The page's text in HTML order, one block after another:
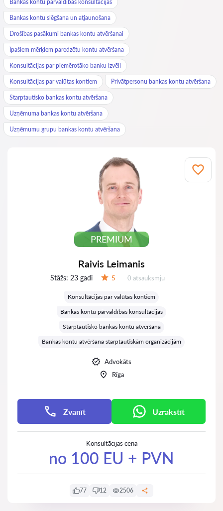
Bankas kontu pārvaldības konsultācijas
Bankas kontu slēgšana un atjaunošana
Drošības pasākumi bankas kontu atvēršanai
Īpašiem mērķiem paredzētu kontu atvēršana
Konsultācijas par piemērotāko banku izvēli
Konsultācijas par valūtas kontiem Privātpersonu bankas kontu atvēršana
Starptautisko bankas kontu atvēršana
Uzņēmuma bankas kontu atvēršana
Uzņēmumu grupu bankas kontu atvēršana
PREMIUM
Raivis Leimanis
Stāžs: 23 gadi 5 Atsauksmes:
0 atsauksmju
Konsultācijas par valūtas kontiem
Bankas kontu pārvaldības konsultācijas
Starptautisko bankas kontu atvēršana
Bankas kontu atvēršana starptautiskām organizācijām
Advokāts
Rīga
Zvanīt Uzrakstīt
Konsultācijas cena
no 100 EU + PVN
77 12 2506